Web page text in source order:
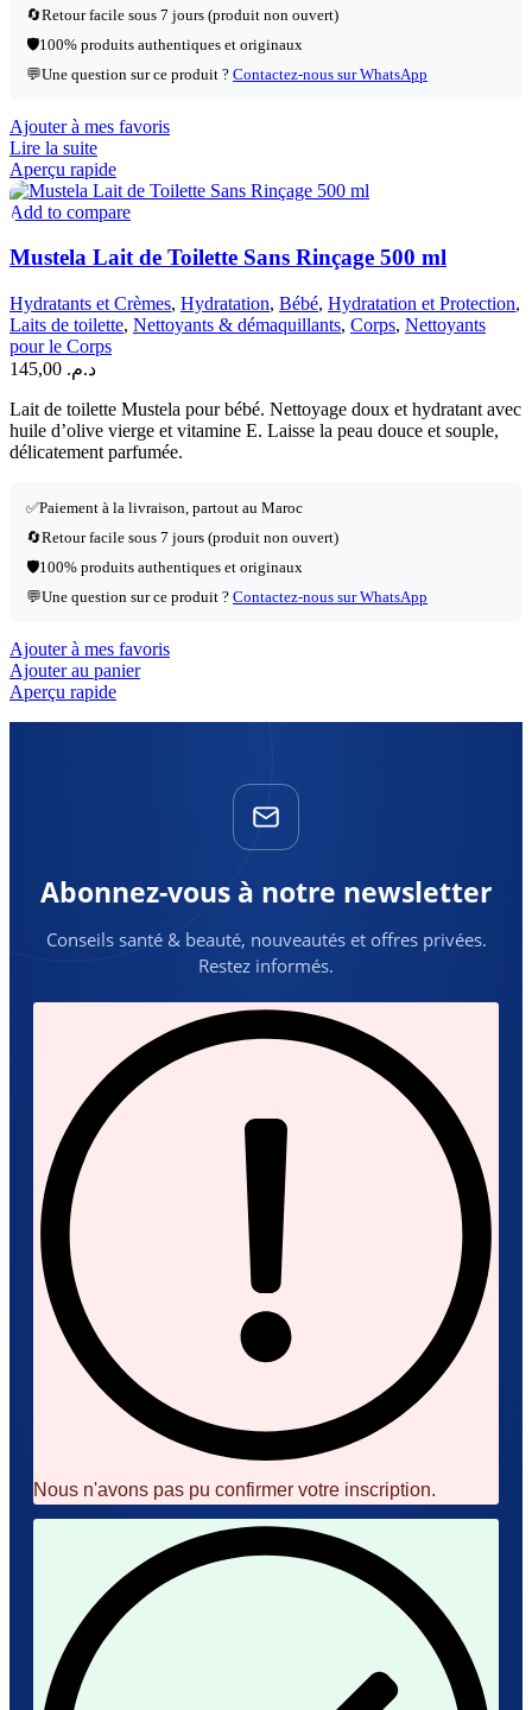
🔄Retour facile sous 7 jours (produit non ouvert)
🛡️100% produits authentiques et originaux
💬Une question sur ce produit ? Contactez-nous sur WhatsApp
Ajouter à mes favoris
Lire la suite
Aperçu rapide
Add to compare
Mustela Lait de Toilette Sans Rinçage 500 ml
Hydratants et Crèmes, Hydratation, Bébé, Hydratation et Protection,
Laits de toilette, Nettoyants & démaquillants, Corps, Nettoyants
pour le Corps
د.م.
Lait de toilette Mustela pour bébé. Nettoyage doux et hydratant avec
huile d’olive vierge et vitamine E. Laisse la peau douce et souple,
délicatement parfumée.
✅Paiement à la livraison, partout au Maroc
🔄Retour facile sous 7 jours (produit non ouvert)
🛡️100% produits authentiques et originaux
💬Une question sur ce produit ? Contactez-nous sur WhatsApp
Ajouter à mes favoris
Ajouter au panier
Aperçu rapide
Abonnez-vous à notre newsletter
Conseils santé & beauté, nouveautés et offres privées.
Restez informés.
Nous n'avons pas pu confirmer votre inscription.